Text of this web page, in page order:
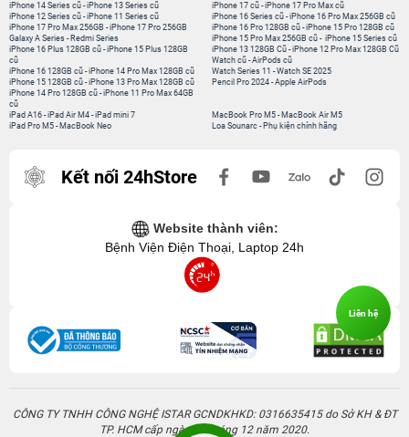
iPhone 14 Series cũ -iPhone 13 Series cũ
iPhone 12 Series cũ -iPhone 11 Series cũ
iPhone 17 Pro Max 256GB -iPhone 17 Pro 256GB
Galaxy A Series - Redmi Series
iPhone 17 cũ-iPhone 17 Pro Max cũ
iPhone 16 Series cũ- iPhone 16 Pro Max 256GB cũ
iPhone 16 Pro 128GB cũ-iPhone 15 Pro 128GB cũ
iPhone 15 Pro Max 256GB cũ- iPhone 15 Series cũ
iPhone 16 Plus 128GB cũ -iPhone 15 Plus 128GB
cũ
iPhone 16 128GB cũ -iPhone 14 Pro Max 128GB cũ
iPhone 15 128GB cũ -iPhone 13 Pro Max 128GB cũ
iPhone 14 Pro 128GB cũ -iPhone 11 Pro Max 64GB
cũ
iPhone 13 128GB Cũ-iPhone 12 Pro Max 128GB Cũ
Watch cũ-AirPods cũ
Watch Series 11 -Watch SE 2025
Pencil Pro 2024-Apple AirPods
iPad A16 -iPad Air M4 -iPad mini 7
iPad Pro M5 - MacBook Neo
MacBook Pro M5- MacBook Air M5
Loa Sounarc- Phụ kiện chính hãng
Kết nối 24hStore
Website thành viên:
Bệnh Viện Điện Thoại, Laptop 24h
CÔNG TY TNHH CÔNG NGHỆ ISTAR GCNDKHKD: 0316635415 do Sở KH & ĐT
TP. HCM cấp ngày 11 tháng 12 năm 2020.
Liên hệ